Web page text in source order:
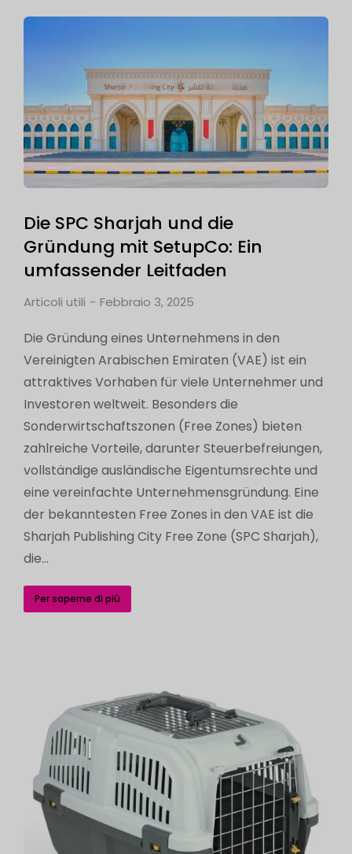
Die SPC Sharjah und die
Gründung mit SetupCo: Ein
umfassender Leitfaden
Articoli utili Febbraio 3, 2025
Die Gründung eines Unternehmens in den
Vereinigten Arabischen Emiraten (VAE) ist ein
attraktives Vorhaben für viele Unternehmer und
Investoren weltweit. Besonders die
Sonderwirtschaftszonen (Free Zones) bieten
zahlreiche Vorteile, darunter Steuerbefreiungen,
vollständige ausländische Eigentumsrechte und
eine vereinfachte Unternehmensgründung. Eine
der bekanntesten Free Zones in den VAE ist die
Sharjah Publishing City Free Zone (SPC Sharjah),
die…
Per saperne di più